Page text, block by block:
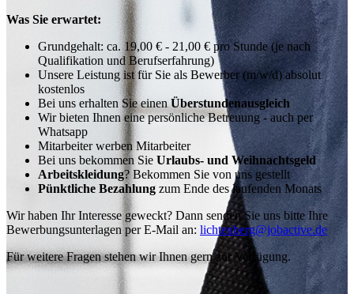
Was Sie erwartet:
Grundgehalt: ca. 19,00 € - 21,00 € pro Stunde (je nach
Qualifikation und Berufserfahrung)
Unsere Leistung ist für Sie als Bewerber (m/w/d) absolut
kostenlos
Bei uns erhalten Sie einenÜberstundenausgleich
Wir bieten Ihnen eine persönliche Betreuung - auch per
Whatsapp
Mitarbeiter werben Mitarbeiter
Bei uns bekommen Sie Urlaubs- und Weihnachtsgeld
Arbeitskleidung? Bekommen Sie von uns gestellt
Pünktliche Bezahlung zum Ende des laufenden Monats
Wir haben Ihr Interesse geweckt? Dann senden Sie uns bitte Ihre
Bewerbungsunterlagen per E-Mail an: lichtenberg@jobactive.de
Für weitere Fragen stehen wir Ihnen gern zur Verfügung.